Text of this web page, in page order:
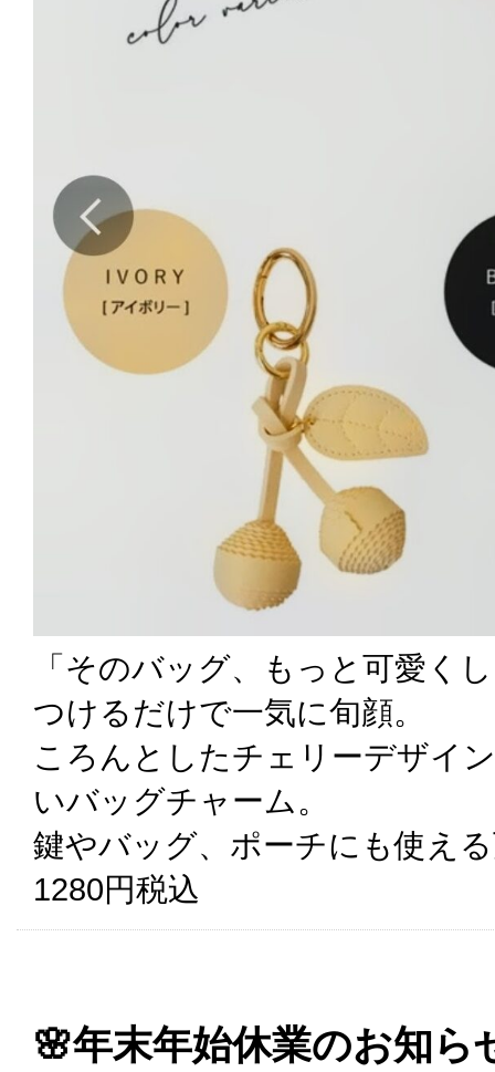
「そのバッグ、もっと可愛く
つけるだけで一気に旬顔。
ころんとしたチェリーデザイ
いバッグチャーム。
鍵やバッグ、ポーチにも使え
1280円税込
🌸年末年始休業のお知ら